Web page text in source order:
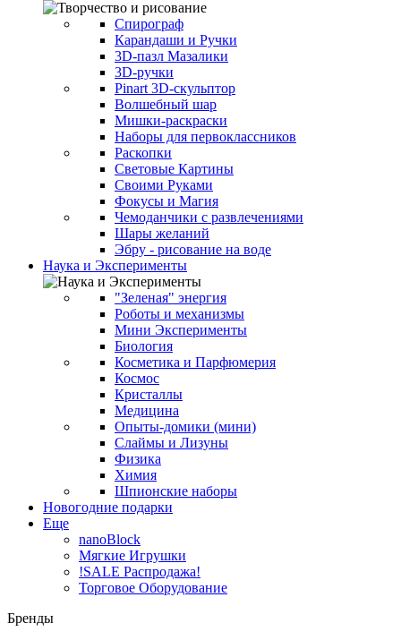
Спирограф
Карандаши и Ручки
3D-пазл Мазалики
3D-ручки
Pinart 3D-скульптор
Волшебный шар
Мишки-раскраски
Наборы для первоклассников
Раскопки
Световые Картины
Своими Руками
Фокусы и Магия
Чемоданчики с развлечениями
Шары желаний
Эбру - рисование на воде
Наука и Эксперименты
"Зеленая" энергия
Роботы и механизмы
Мини Эксперименты
Биология
Косметика и Парфюмерия
Космос
Кристаллы
Медицина
Опыты-домики (мини)
Слаймы и Лизуны
Физика
Химия
Шпионские наборы
Новогодние подарки
Еще
nanoBlock
Мягкие Игрушки
!SALE Распродажа!
Торговое Оборудование
Бренды